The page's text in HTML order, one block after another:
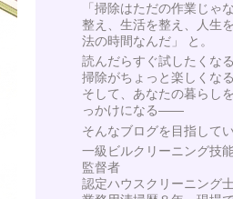
「掃除はただの作業じゃ
整え、生活を整え、人生
法の時間なんだ」 と。
読んだらすぐ試したくなる
掃除がちょっと楽しくなる
そして、あなたの暮らし
っかけになる——
そんなブログを目指して
一級ビルクリーニング技
監督者
認定ハウスクリーニング